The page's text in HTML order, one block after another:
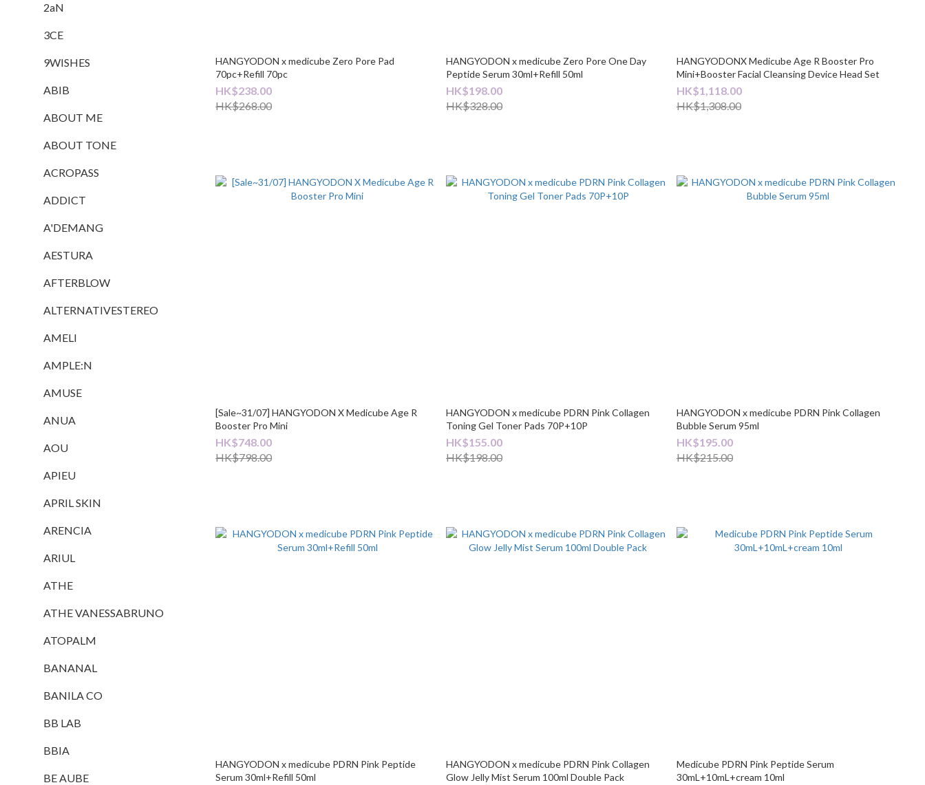
2aN
3CE
9WISHES
ABIB
ABOUT ME
ABOUT TONE
ACROPASS
ADDICT
A'DEMANG
AESTURA
AFTERBLOW
ALTERNATIVESTEREO
AMELI
AMPLE:N
AMUSE
ANUA
AOU
APIEU
APRIL SKIN
ARENCIA
ARIUL
ATHE
ATHE VANESSABRUNO
ATOPALM
BANANAL
BANILA CO
BB LAB
BBIA
BE AUBE
HANGYODON x medicube Zero Pore Pad
70pc+Refill 70pc
HK$238.00
HK$268.00
HANGYODON x medicube Zero Pore One Day
Peptide Serum 30ml+Refill 50ml
HK$198.00
HK$328.00
HANGYODONX Medicube Age R Booster Pro
Mini+Booster Facial Cleansing Device Head Set
HK$1,118.00
HK$1,308.00
[Sale~31/07] HANGYODON X Medicube Age R
Booster Pro Mini
HK$748.00
HK$798.00
HANGYODON x medicube PDRN Pink Collagen
Toning Gel Toner Pads 70P+10P
HK$155.00
HK$198.00
HANGYODON x medicube PDRN Pink Collagen
Bubble Serum 95ml
HK$195.00
HK$215.00
HANGYODON x medicube PDRN Pink Peptide
Serum 30ml+Refill 50ml
HANGYODON x medicube PDRN Pink Collagen
Glow Jelly Mist Serum 100ml Double Pack
Medicube PDRN Pink Peptide Serum
30mL+10mL+cream 10ml